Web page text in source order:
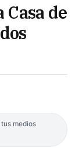
de
medios